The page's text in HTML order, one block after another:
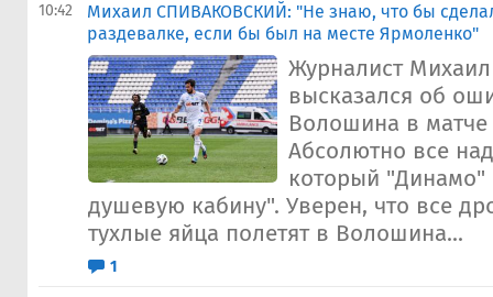
10:42
Михаил СПИВАКОВСКИЙ: "Не знаю, что бы
раздевалке, если бы был на месте Ярмоленко"
Журналист
высказался об
Волошина в
Абсолютно все
который "Динамо"
душевую кабину". Уверен, что все
тухлые яйца полетят в Волошина...
1